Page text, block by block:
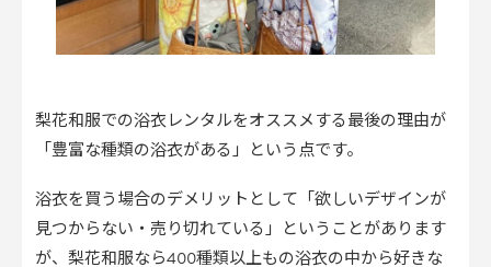
梨花和服での浴衣レンタルをオススメする最後の理由が
「豊富な種類の浴衣がある」という点です。
浴衣を買う場合のデメリットとして「欲しいデザインが
見つからない・売り切れている」ということがあります
が、梨花和服なら400種類以上もの浴衣の中から好きな